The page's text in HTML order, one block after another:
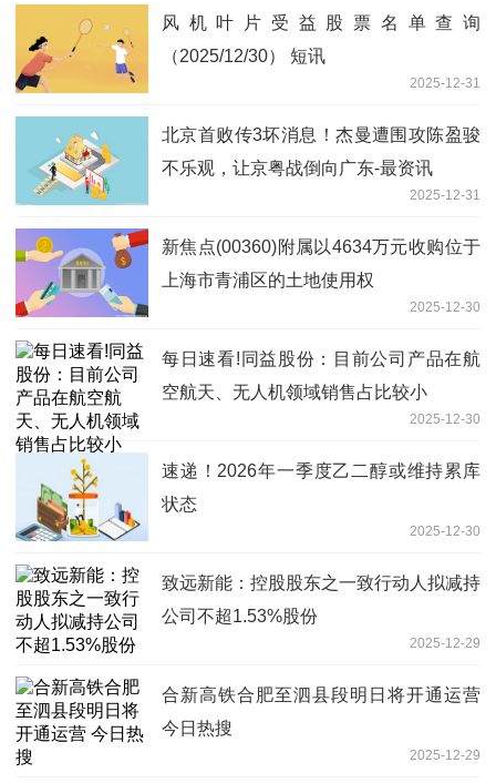
风机叶片受益股票名单查询
（2025/12/30） 短讯
2025-12-31
北京首败传3坏消息！杰曼遭围攻陈盈骏
不乐观，让京粤战倒向广东-最资讯
2025-12-31
新焦点(00360)附属以4634万元收购位于
上海市青浦区的土地使用权
2025-12-30
每日速看!同益股份：目前公司产品在航
空航天、无人机领域销售占比较小
2025-12-30
速递！2026年一季度乙二醇或维持累库
状态
2025-12-30
致远新能：控股股东之一致行动人拟减持
公司不超1.53%股份
2025-12-29
合新高铁合肥至泗县段明日将开通运营
今日热搜
2025-12-29